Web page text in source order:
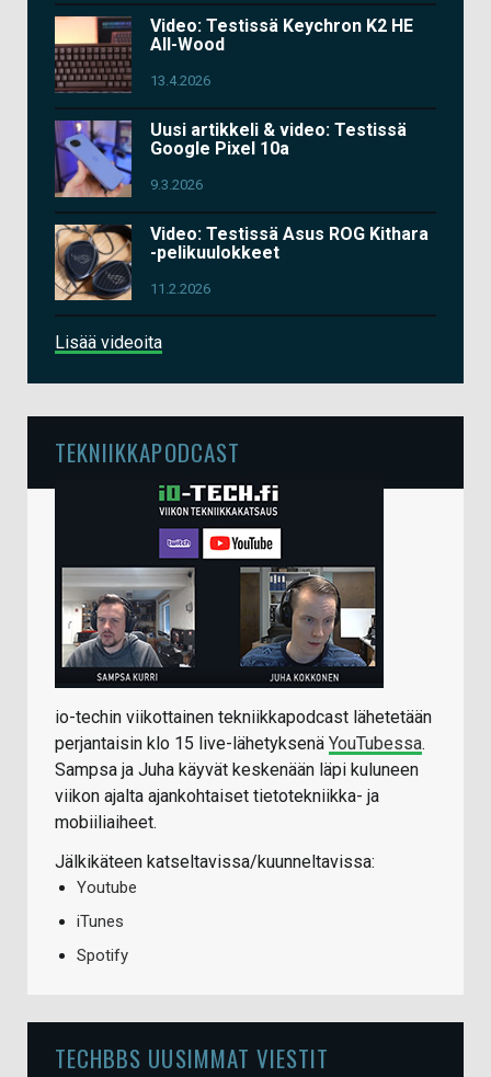
Video: Testissä Keychron K2 HE
All-Wood
13.4.2026
Uusi artikkeli & video: Testissä
Google Pixel 10a
9.3.2026
Video: Testissä Asus ROG Kithara
-pelikuulokkeet
11.2.2026
Lisää videoita
TEKNIIKKAPODCAST
io-techin viikottainen tekniikkapodcast lähetetään
perjantaisin klo 15 live-lähetyksenä YouTubessa.
Sampsa ja Juha käyvät keskenään läpi kuluneen
viikon ajalta ajankohtaiset tietotekniikka- ja
mobiiliaiheet.
Jälkikäteen katseltavissa/kuunneltavissa:
Youtube
iTunes
Spotify
TECHBBS UUSIMMAT VIESTIT